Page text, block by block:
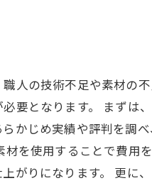
人の技術不足や素材の
要となります。 まずは
かじめ実績や評判を調
を使用することで費用
がりになります。 更に